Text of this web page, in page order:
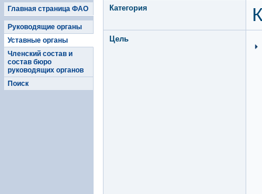
Главная страница ФАО
Руководящие органы
Уставные органы
Членский состав и
состав бюро
руководящих органов
Поиск
Категория
Цель